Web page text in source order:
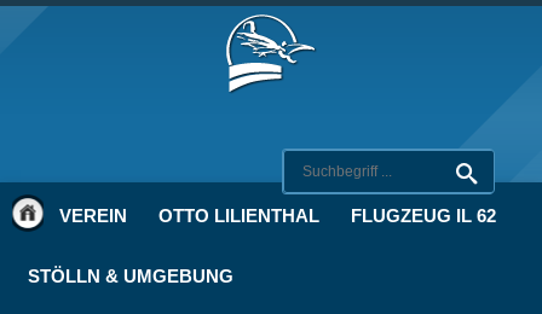
VEREIN OTTO LILIENTHAL FLUGZEUG IL 62
STÖLLN & UMGEBUNG